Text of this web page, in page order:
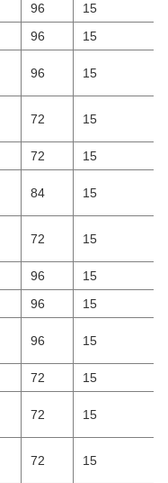
96 15
96 15
96 15
72 15
72 15
84 15
72 15
96 15
96 15
96 15
72 15
72 15
72 15